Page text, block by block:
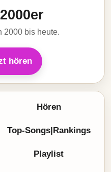
2000 bis heute.
hören
Hören
Top-Songs|Rankings
Playlist